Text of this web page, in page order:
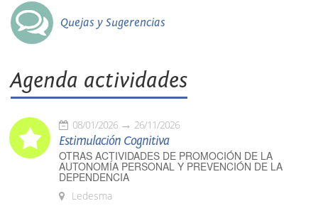
Quejas y Sugerencias
Agenda actividades
08/01/2026 26/11/2026
Estimulación Cognitiva
OTRAS ACTIVIDADES DE PROMOCIÓN DE LA
AUTONOMÍA PERSONAL Y PREVENCIÓN DE LA
DEPENDENCIA
Ledesma